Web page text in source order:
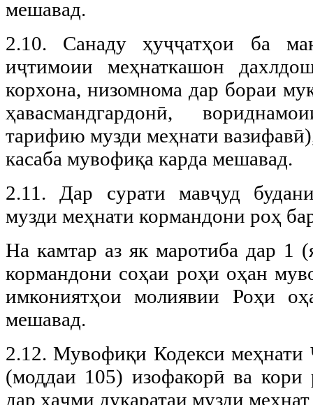
мешавад.
2.10. Санаду ҳуҷҷатҳои ба
иҷтимоии меҳнаткашон
корхона, низомнома дар бораи
ҳавасмандгардонӣ,
тарифию музди меҳнати
касаба мувофиқа карда мешавад.
2.11. Дар сурати мавҷуд
музди меҳнати кормандони роҳ
На камтар аз як маротиба дар 1
кормандони соҳаи роҳи оҳан
имкониятҳои молиявии Роҳи
мешавад.
2.12. Мувофиқи Кодекси
(моддаи 105) изофакорӣ ва кори
дар ҳаҷми дукаратаи музди